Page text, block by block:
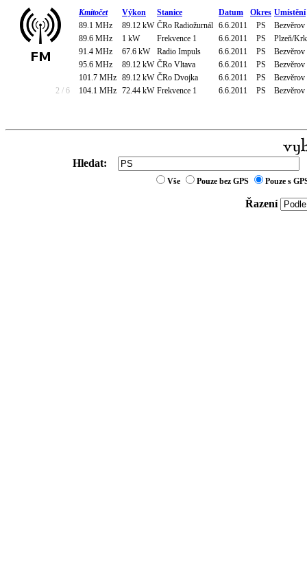
Kmitočet Výkon Stanice Datum Okres Umístění
89.1 MHz
89.12 kW ČRo Radiožurnál 6.6.2011 PS
89.6 MHz
1 kW Frekvence 1 6.6.2011 PS
Plzeň/
91.4 MHz
67.6 kW Radio Impuls 6.6.2011 PS
95.6 MHz
89.12 kW ČRo Vltava 6.6.2011 PS
101.7 MHz 89.12 kW ČRo Dvojka 6.6.2011 PS
2 / 6
104.1 MHz 72.44 kW Frekvence 1 6.6.2011 PS
Hledat:
Vše Pouze bez GPS Pouze s
Řazení